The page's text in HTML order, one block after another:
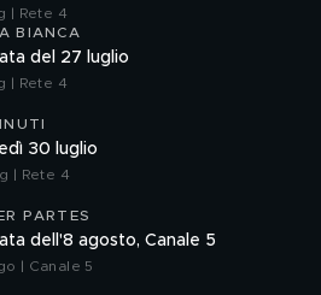
| Rete 4
BIANCA
del 27 luglio
| Rete 4
30 luglio
| Rete 4
PARTES
dell'8 agosto, Canale 5
| Canale 5